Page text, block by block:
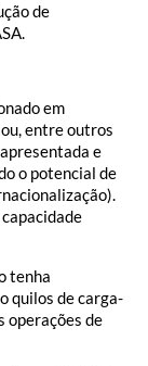
de
em
entre outros
e
o potencial de
tenha
quilos de carga-
operações de